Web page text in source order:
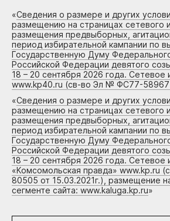
«Сведения о размере и других
размещению на страницах сетевого
размещения предвыборных,
период избирательной кампании по
Государственную Думу
Российской Федерации девятого
18 – 20 сентября 2026 года. Сетевое
www.kp40.ru (св-во Эл № ФС77-58967
«Сведения о размере и других
размещению на страницах сетевого
размещения предвыборных,
период избирательной кампании по
Государственную Думу
Российской Федерации девятого
18 – 20 сентября 2026 года. Сетевое
«Комсомольская правда» www.kp.ru
80505 от 15.03.2021г.), размещение
сегменте сайта: www.kaluga.kp.ru»